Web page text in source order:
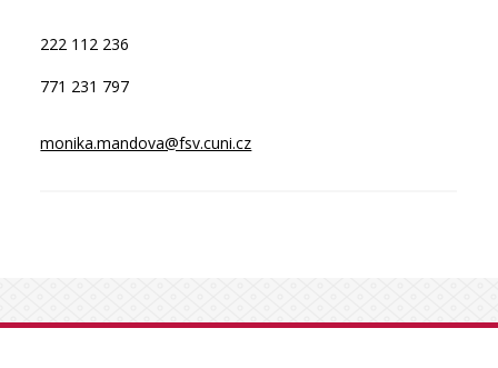
222 112 236
771 231 797
monika.mandova@fsv.cuni.cz